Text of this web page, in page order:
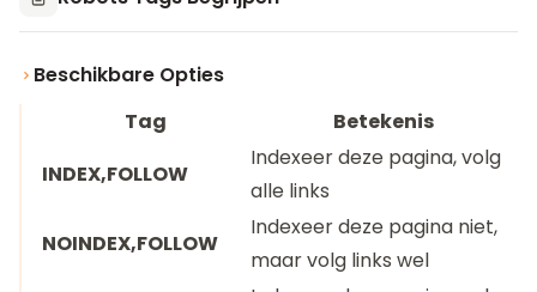
Beschikbare Opties
Tag
Betekenis
INDEX,FOLLOW
Indexeer deze pagina, volg
alle links
NOINDEX,FOLLOW
Indexeer deze pagina niet,
maar volg links wel